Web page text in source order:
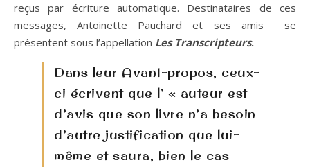
reçus par écriture automatique. Destinataires de ces
messages, Antoinette Pauchard et ses amis se
présentent sous l’appellation Les Transcripteurs.
Dans leur Avant-propos, ceux-
ci écrivent que l’ « auteur est
d’avis que son livre n’a besoin
d’autre justification que lui-
même et saura, bien le cas